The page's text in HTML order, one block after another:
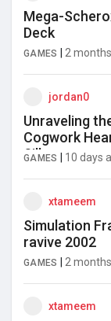
Mega-
Deck
GAMES 2
jordan0
Unraveling
Cogwork
Silksong
GAMES 10 days
xtameem
Simulation
ravive 2002
GAMES 2
xtameem